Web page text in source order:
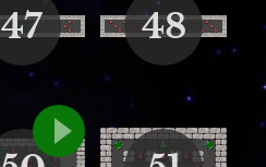
47 48